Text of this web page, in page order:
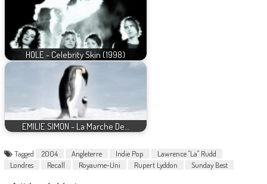
HOLE - Celebrity Skin (1998)
EMILIE SIMON - La Marche De…
Tagged 2004 Angleterre Indie Pop
Lawrence "La" Rudd
Londres
Recall Royaume-Uni Rupert Lyddon Sunday Best